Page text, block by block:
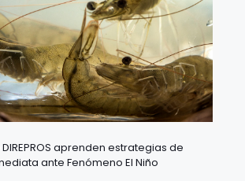
aprenden estrategias de
ante Fenómeno El Niño